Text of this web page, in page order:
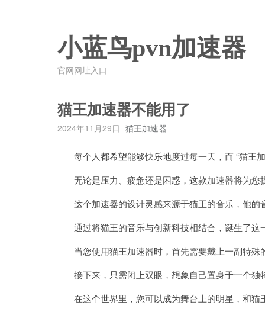
小蓝鸟pvn加速器
官网网址入口
猫王加速器不能用了
2024年11月29日 猫王加速器
每个人都希望能够快乐地度过每一天，而 “猫王
无论是压力、疲惫还是困惑，这款加速器将为您
这个加速器的设计灵感来源于猫王的音乐，他的
通过将猫王的音乐与创新科技相结合，诞生了这
当您使用猫王加速器时，首先需要戴上一副特殊
接下来，只需闭上双眼，想象自己置身于一个
在这个世界里，您可以成为舞台上的明星，和猫